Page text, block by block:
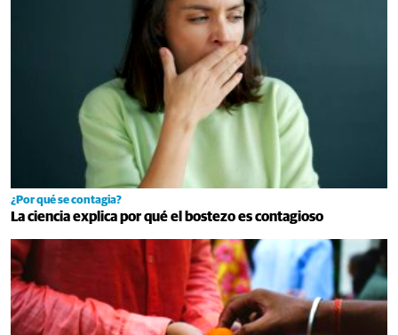
¿Por qué se contagia?
La ciencia explica por qué el bostezo es contagioso